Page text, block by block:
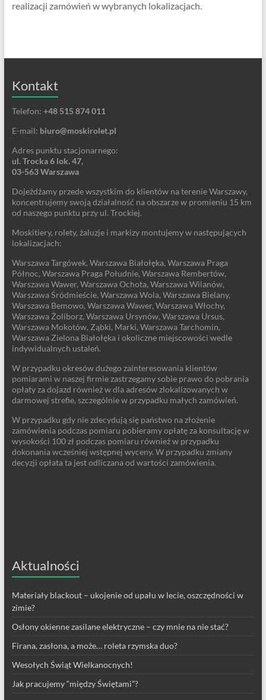
realizacji zamówień w wybranych lokalizacjach.
Kontakt
Telefon: +48 515 874 011
E-mail: biuro@moskirolet.pl
Adres punktu stacjonarnego:
ul. Trocka 6 lok. 47,
03-563 Warszawa
Dojeżdżamy przede wszystkim do klientów na terenie Warszawy,
koncentrujemy swoją działalność na obszarze w promieniu 15 km
od naszego punktu przy ul. Trockiej.
Moskitiery, rolety, żaluzje i markizy montujemy w następujących
lokalizacjach:
Warszawa Targówek, Warszawa Białołęka, Warszawa Praga
Północ, Warszawa Praga Południe, Warszawa Rembertów,
Warszawa Wawer, Warszawa Ochota, Warszawa Wilanów,
Warszawa Śródmieście, Warszawa Wola, Warszawa Bielany,
Warszawa Bemowo, Warszawa Wawer, Warszawa Włochy,
Warszawa Żoliborz, Warszawa Ursynów, Warszawa Ursus,
Warszawa Mokotów, Ząbki, Marki, Warszawa Tarchomin,
Warszawa Zielona Białołęka i okoliczne miejscowości wedle
indywidualnych ustaleń.
W przypadku okresów dużego zainteresowania klientów
pomiarami w naszej firmie zastrzegamy sobie prawo do pobrania
opłaty za dojazd również w dla adresów zlokalizowanych w
darmowej strefie, szczególnie w przypadku małych zamówień.
W przypadku gdy nie zdecydują się państwo na złożenie
zamówienia podczas pomiaru pobieramy opłatę za konsultację w
wysokości 100 zł podczas pomiaru również w przypadku
dokonania wcześniej wstępnej wyceny. W przypadku zmiany
decyzji opłata ta jest odliczana od wartości zamówienia.
Aktualności
Materiały blackout – ukojenie od upału w lecie, oszczędności w
zimie?
Osłony okienne zasilane elektryczne – czy mnie na nie stać?
Firana, zasłona, a może… roleta rzymska duo?
Wesołych Świąt Wielkanocnych!
Jak pracujemy “między Świętami”?